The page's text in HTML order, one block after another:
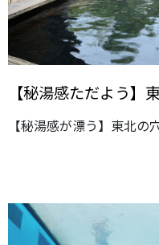
【秘湯感ただよう】
【秘湯感が漂う】東北